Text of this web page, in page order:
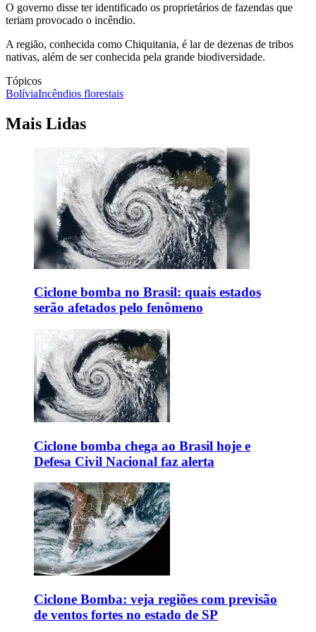
O governo disse ter identificado os proprietários de fazendas que
teriam provocado o incêndio.
A região, conhecida como Chiquitania, é lar de dezenas de tribos
nativas, além de ser conhecida pela grande biodiversidade.
Tópicos
BolíviaIncêndios florestais
Mais Lidas
Ciclone bomba no Brasil: quais estados
serão afetados pelo fenômeno
Ciclone bomba chega ao Brasil hoje e
Defesa Civil Nacional faz alerta
Ciclone Bomba: veja regiões com previsão
de ventos fortes no estado de SP